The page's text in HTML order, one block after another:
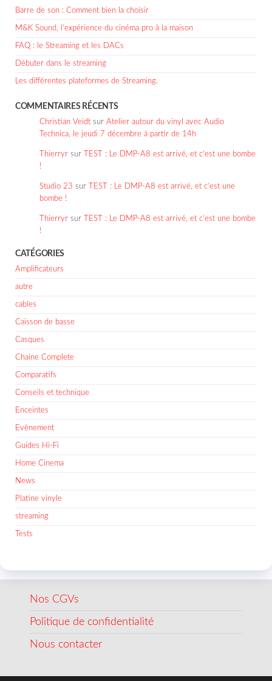
Barre de son : Comment bien la choisir
M&K Sound, l’expérience du cinéma pro à la maison
FAQ : le Streaming et les DACs
Débuter dans le streaming
Les différentes plateformes de Streaming.
COMMENTAIRES RÉCENTS
Christian Veidt sur Atelier autour du vinyl avec Audio
Technica, le jeudi 7 décembre à partir de 14h
Thierryr sur
TEST : Le DMP-A8 est arrivé, et c’est une bombe
!
Studio 23 sur
TEST : Le DMP-A8 est arrivé, et c’est une
bombe !
Thierryr sur
TEST : Le DMP-A8 est arrivé, et c’est une bombe
!
CATÉGORIES
Amplificateurs
autre
cables
Caisson de basse
Casques
Chaine Complete
Comparatifs
Conseils et technique
Enceintes
Evènement
Guides Hi-Fi
Home Cinema
News
Platine vinyle
streaming
Tests
Nos CGVs
Politique de confidentialité
Nous contacter